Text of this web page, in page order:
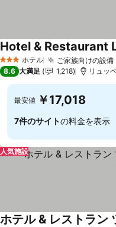
3 ホテルのランク
ホテル ご家族向けの設備
Hotel & Restaurant
8.6 大満足 1,218 リュッ
最安値 ￥17,018
7件のサイトの料金を表示
人気施設